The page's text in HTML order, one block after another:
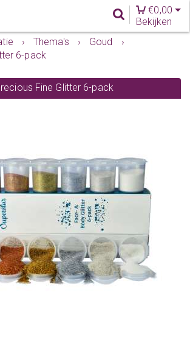
€0,00
Bekijken
› Thema's › Goud
›
6-pack
Fine Glitter 6-pack